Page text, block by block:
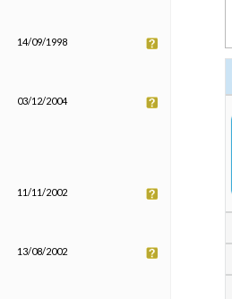
14/09/1998
03/12/2004
11/11/2002
13/08/2002